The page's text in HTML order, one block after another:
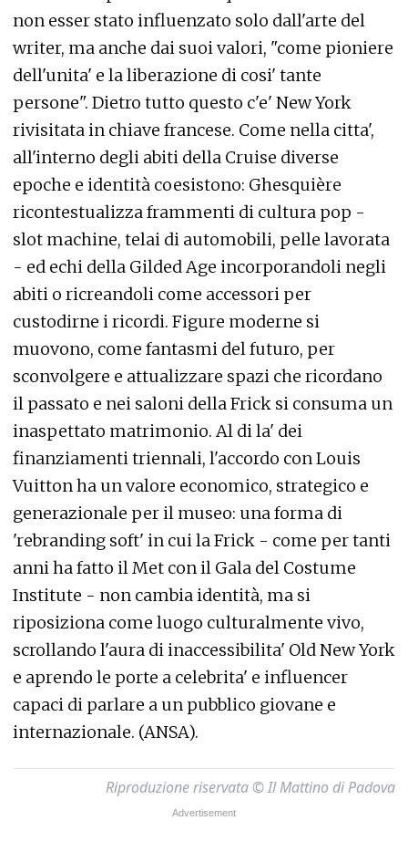
non esser stato influenzato solo dall'arte del
writer, ma anche dai suoi valori, "come pioniere
dell'unita' e la liberazione di cosi' tante
persone". Dietro tutto questo c'e' New York
rivisitata in chiave francese. Come nella citta',
all'interno degli abiti della Cruise diverse
epoche e identità coesistono: Ghesquière
ricontestualizza frammenti di cultura pop -
slot machine, telai di automobili, pelle lavorata
- ed echi della Gilded Age incorporandoli negli
abiti o ricreandoli come accessori per
custodirne i ricordi. Figure moderne si
muovono, come fantasmi del futuro, per
sconvolgere e attualizzare spazi che ricordano
il passato e nei saloni della Frick si consuma un
inaspettato matrimonio. Al di la' dei
finanziamenti triennali, l'accordo con Louis
Vuitton ha un valore economico, strategico e
generazionale per il museo: una forma di
'rebranding soft' in cui la Frick - come per tanti
anni ha fatto il Met con il Gala del Costume
Institute - non cambia identità, ma si
riposiziona come luogo culturalmente vivo,
scrollando l'aura di inaccessibilita' Old New York
e aprendo le porte a celebrita' e influencer
capaci di parlare a un pubblico giovane e
internazionale. (ANSA).
Riproduzione riservata © Il Mattino di Padova